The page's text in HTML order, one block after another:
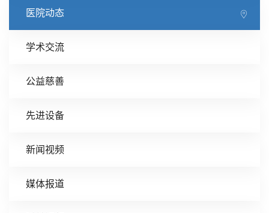
医院动态
学术交流
公益慈善
先进设备
新闻视频
媒体报道